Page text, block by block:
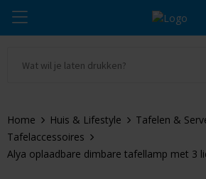
Drinkwaren
Kleding & Textiel
Alle promosnoepje
Zomer
Pasen
Thule
Moleskine
Home Huis & Lifestyle
Tafelen &
Tafelaccessoires
Alya oplaadbare dimbare tafellamp met 3